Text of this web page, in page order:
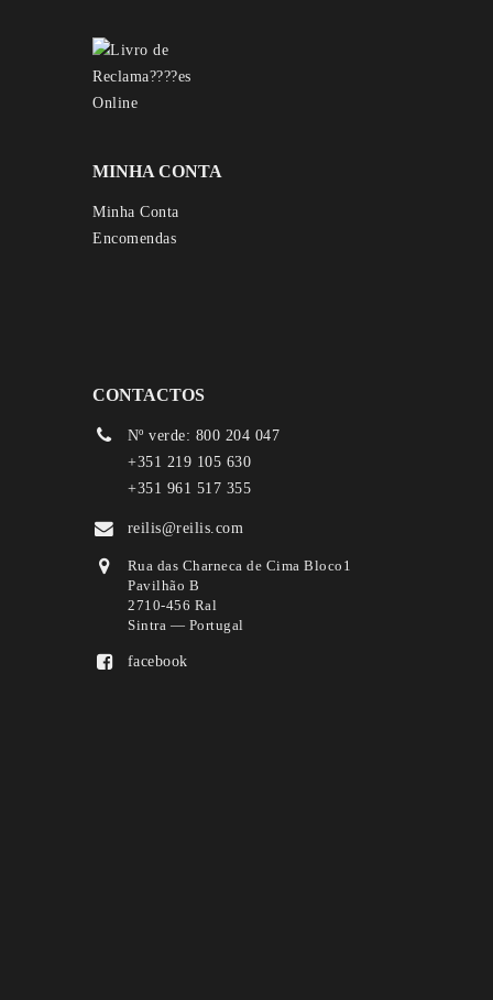
MINHA CONTA
Minha Conta
Encomendas
CONTACTOS
Nº verde: 800 204 047
+351 219 105 630
+351 961 517 355
reilis@reilis.com
Rua das Charneca de Cima Bloco1
Pavilhão B
2710-456 Ral
Sintra — Portugal
facebook